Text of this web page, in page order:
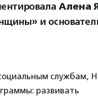
Алена
и
службам,
развивать